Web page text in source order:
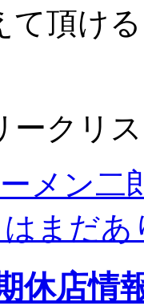
て頂け
ークリ
メン二
まだあ
休店情